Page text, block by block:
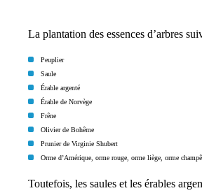
La plantation des essences d’arbres
Peuplier
Saule
Érable argenté
Érable de Norvège
Frêne
Olivier de Bohême
Prunier de Virginie Shubert
Orme d’Amérique, orme rouge, orme liège, orme
Toutefois, les saules et les érables